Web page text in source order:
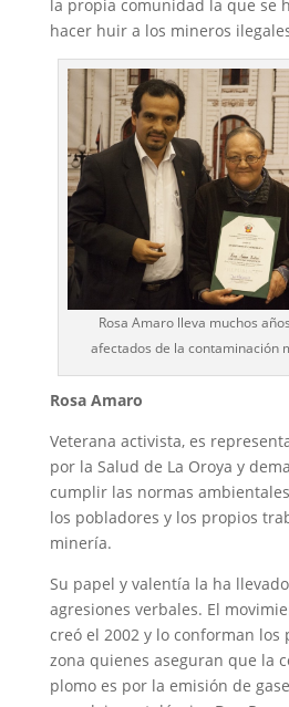
la propia comunidad la que se
hacer huir a los mineros
Rosa Amaro lleva muchos
afectados de la contaminación
Rosa Amaro
Veterana activista, es
por la Salud de La Oroya y
cumplir las normas
los pobladores y los propios
minería.
Su papel y valentía la ha
agresiones verbales. El
creó el 2002 y lo conforman los
zona quienes aseguran que la
plomo es por la emisión de